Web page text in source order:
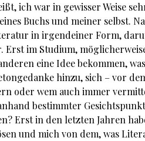
ich war in gewisser Weise
Buchs und meiner selbst.
in irgendeiner Form,
im Studium,
eine Idee bekommen,
hinzu, sich – vor
oder wem auch immer
bestimmter
Erst in den letzten Jahren
und mich von dem, was